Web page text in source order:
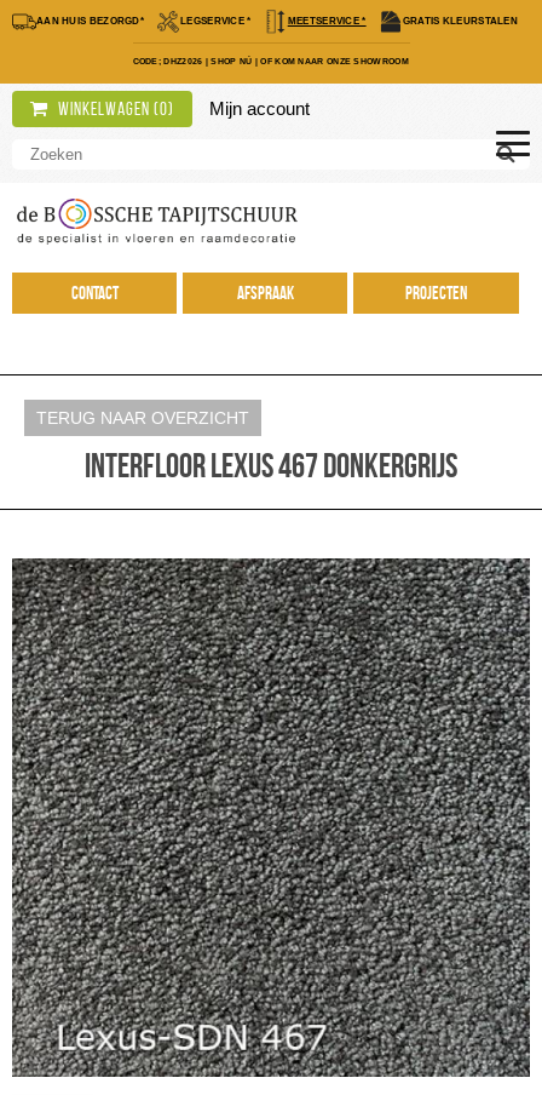
AAN HUIS BEZORGD* LEGSERVICE * MEETSERVICE * GRATIS KLEURSTALEN
CODE; DHZ2026 |SHOP NÚ |OF KOM NAAR ONZE SHOWROOM
Winkelwagen (0) Mijn account
Contact Afspraak Projecten
TERUG NAAR OVERZICHT
Interfloor Lexus 467 Donkergrijs